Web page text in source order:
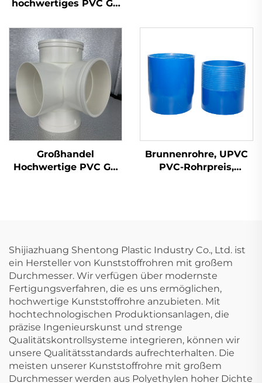
hochwertiges PVC GB
aus Kunststoff UPVC
PVC UPVC-
Großhandel
Hochwertige PVC GB
Brunnenrohre, UPVC
PVC-Rohrpreis,
UPVC-Preise,
Kunststoffprodukte
Shijiazhuang Shentong Plastic Industry Co., Ltd. ist
ein Hersteller von Kunststoffrohren mit großem
Durchmesser. Wir verfügen über modernste
Fertigungsverfahren, die es uns ermöglichen,
hochwertige Kunststoffrohre anzubieten. Mit
hochtechnologischen Produktionsanlagen, die
präzise Ingenieurskunst und strenge
Qualitätskontrollsysteme integrieren, können wir
unsere Qualitätsstandards aufrechterhalten. Die
meisten unserer Kunststoffrohre mit großem
Durchmesser werden aus Polyethylen hoher Dichte